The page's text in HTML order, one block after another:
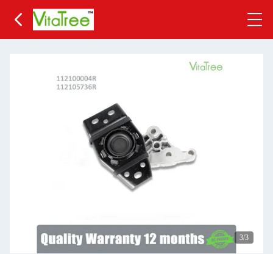
3/3